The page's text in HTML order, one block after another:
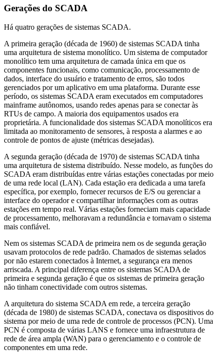
Gerações do SCADA
Há quatro gerações de sistemas SCADA.
A primeira geração (década de 1960) de sistemas SCADA tinha
uma arquitetura de sistema monolítico. Um sistema de computador
monolítico tem uma arquitetura de camada única em que os
componentes funcionais, como comunicação, processamento de
dados, interface do usuário e tratamento de erros, são todos
gerenciados por um aplicativo em uma plataforma. Durante esse
período, os sistemas SCADA eram executados em computadores
mainframe autônomos, usando redes apenas para se conectar às
RTUs de campo. A maioria dos equipamentos usados era
proprietária. A funcionalidade dos sistemas SCADA monolíticos era
limitada ao monitoramento de sensores, à resposta a alarmes e ao
controle de pontos de ajuste (métricas desejadas).
A segunda geração (década de 1970) de sistemas SCADA tinha
uma arquitetura de sistema distribuído. Nesse modelo, as funções do
SCADA eram distribuídas entre várias estações conectadas por meio
de uma rede local (LAN). Cada estação era dedicada a uma tarefa
específica, por exemplo, fornecer recursos de E/S ou gerenciar a
interface do operador e compartilhar informações com as outras
estações em tempo real. Várias estações forneciam mais capacidade
de processamento, melhoravam a redundância e tornavam o sistema
mais confiável.
Nem os sistemas SCADA de primeira nem os de segunda geração
usavam protocolos de rede padrão. Chamados de sistemas selados
por não estarem conectados à Internet, a segurança era menos
arriscada. A principal diferença entre os sistemas SCADA de
primeira e segunda geração é que os sistemas de primeira geração
não tinham conectividade com outros sistemas.
A arquitetura do sistema SCADA em rede, a terceira geração
(década de 1980) de sistemas SCADA, conectava os dispositivos do
sistema por meio de uma rede de controle de processos (PCN). Uma
PCN é composta de várias LANS e fornece uma infraestrutura de
rede de área ampla (WAN) para o gerenciamento e o controle de
componentes em uma rede.